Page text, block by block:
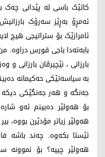
کاتێک باسی لە پێدانی
ئەمڕۆ بەڕێز سەرۆک
ئامرازێک بۆ ستراتیجی هیچ
بابەتەدا باجی قورس دراوە.
بارزانی ، نێچیرڤان بارزانی
بە سیاسەتێکی حەکیمانە
جەنگە و هەر جەنگێکی دیکە
بۆ هەولێر دەبینم ئەو
ئێستا بکەوە. چەند باشە
هەولێر چییە؟ بۆ نموونە